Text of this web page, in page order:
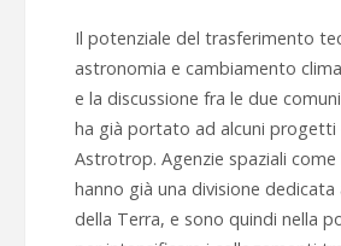
Il potenziale del trasferimento
astronomia e cambiamento
e la discussione fra le due
ha già portato ad alcuni progetti
Astrotrop. Agenzie spaziali come
hanno già una divisione dedicata
della Terra, e sono quindi nella